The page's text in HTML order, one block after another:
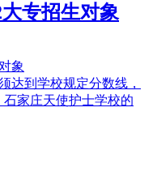
专招生对象
达到学校规定分数线，
家庄天使护士学校的